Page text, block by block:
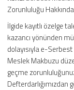
Zorunluluğu Hakkında
İlgide kayıtlı özelge
kazancı yönünden
dolayısıyla e-
Meslek Makbuzu
geçme
Defterdarlığımızdan